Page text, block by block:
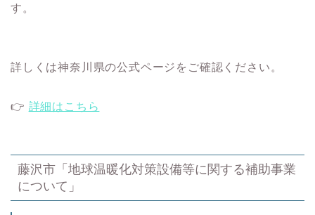
す。
詳しくは神奈川県の公式ページをご確認ください。
👉 詳細はこちら
藤沢市「地球温暖化対策設備等に関する補助事業
について」